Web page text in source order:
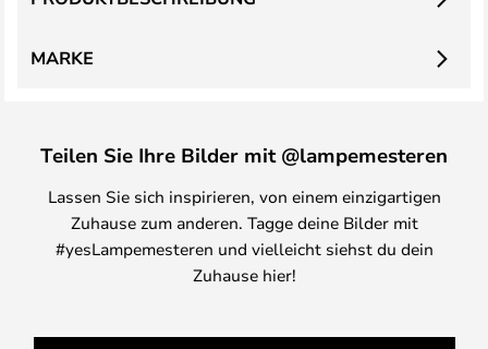
MARKE
Teilen Sie Ihre Bilder mit @lampemesteren
Lassen Sie sich inspirieren, von einem einzigartigen
Zuhause zum anderen. Tagge deine Bilder mit
#yesLampemesteren und vielleicht siehst du dein
Zuhause hier!